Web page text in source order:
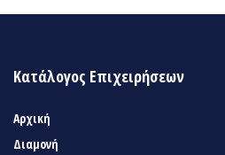
Κατάλογος Επιχειρήσεων
Αρχική
Διαμονή